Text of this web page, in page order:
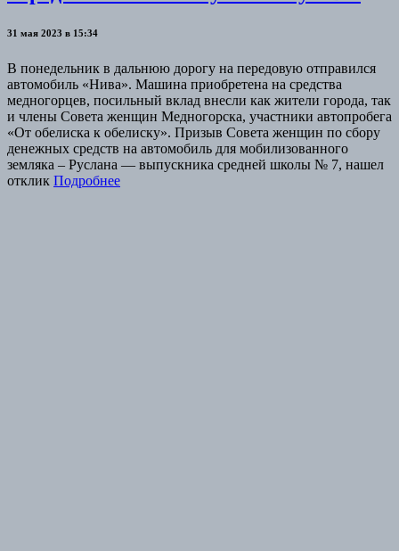
31 мая 2023 в 15:34
В понедельник в дальнюю дорогу на передовую отправился
автомобиль «Нива». Машина приобретена на средства
медногорцев, посильный вклад внесли как жители города, так
и члены Совета женщин Медногорска, участники автопробега
«От обелиска к обелиску». Призыв Совета женщин по сбору
денежных средств на автомобиль для мобилизованного
земляка – Руслана — выпускника средней школы № 7, нашел
отклик Подробнее